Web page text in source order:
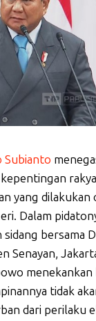
Subianto
yang
Dalam
bersama
Senayan,
menekankan
tidak
dari perilaku